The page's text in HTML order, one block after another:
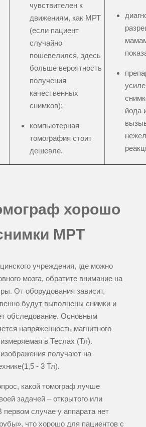
чувствителен к
движениям, как МРТ
(если пациент
случайно
пошевелился, здесь
больше вероятность
получения
качественных
снимков);
компьютерная
томография стоит
дешевле.
йода
хорошо
МРТ
учреждения, где можно
мозга, обратите внимание на
От оборудования зависит,
будут выполнены снимки и
обследование. Основным
напряженность магнитного
в Теслах (Тл).
получают на
- 3 Тл).
какой томограф лучше
задачей – открытого или
первом случае у аппарата нет
что хорошо для пациентов с